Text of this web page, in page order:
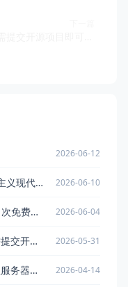
2026-06-12
ChatGPT Images 2.0如何生成极简主义现代杂志风格插画？提示词分享 2026-06-10
阿里 Qoder AI 编程工具：每日 200 次免费调用 Qwen3.7-Max 2026-06-04
免费领取 6 个月ChatGPT Pro，只需提交开源项目即可申请 2026-05-31
Zed 编辑器进阶指南：如何配置远程服务器与 AI 辅助编程工作流 2026-04-14